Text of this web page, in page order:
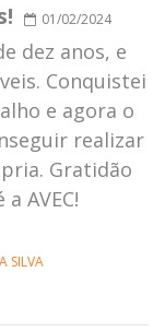
01/02/2024
dez anos, e
Conquistei
e agora o
realizar
Gratidão
AVEC!
SILVA